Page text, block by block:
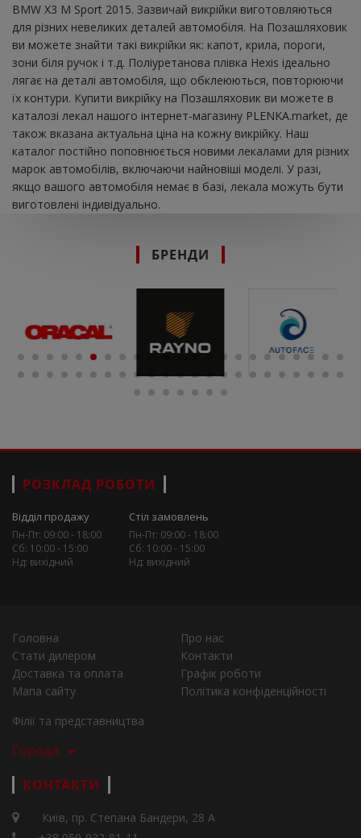
BMW X3 M Sport 2015. Зазвичай викрійки виготовляються
для різних невеликих деталей автомобіля. На Позашляховик
ви можете знайти такі викрійки як: капот, крила, пороги,
зони біля ручок і т.д. Поліуретанова плівка Hexis ідеально
лягає на деталі автомобіля, що обклеюються, повторюючи
їх контури. Купити викрійку на Позашляховик ви можете в
каталозі лекал нашого інтернет-магазину PLENKA.market, де
також вказана актуальна ціна на кожну викрійку. Наш
каталог постійно поповнюється новими лекалами для різних
марок автомобілів, включаючи найновіші моделі. У разі,
якщо вашого автомобіля немає в базі, лекала можуть бути
виготовлені індивідуально.
БРЕНДИ
РОЗКЛАД РОБОТИ
Відділ продажу
Пн-Пт: 09:00 - 18:00
Сб: 10:00 - 15:00
Нд: вихідний
Стіл замовлень
Пн-Пт: 09:00 - 18:00
Сб: 10:00 - 15:00
Нд: вихідний
Головна
Про нас
Стати дилером
Контакти
Доставка та оплата
Графік роботи
Мапа сайту
Політика конфіденційності
Філії та представництва
Города
КОНТАКТИ
Київ, пр. Степана Бандери, 28 А